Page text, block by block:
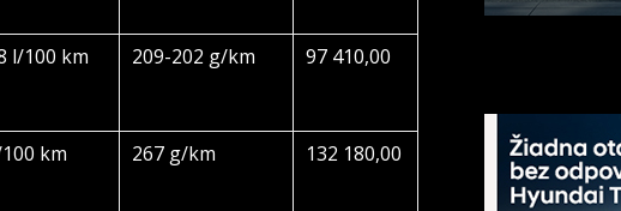
l/100 km 209-202 g/km 97 410,00
km 267 g/km 132 180,00